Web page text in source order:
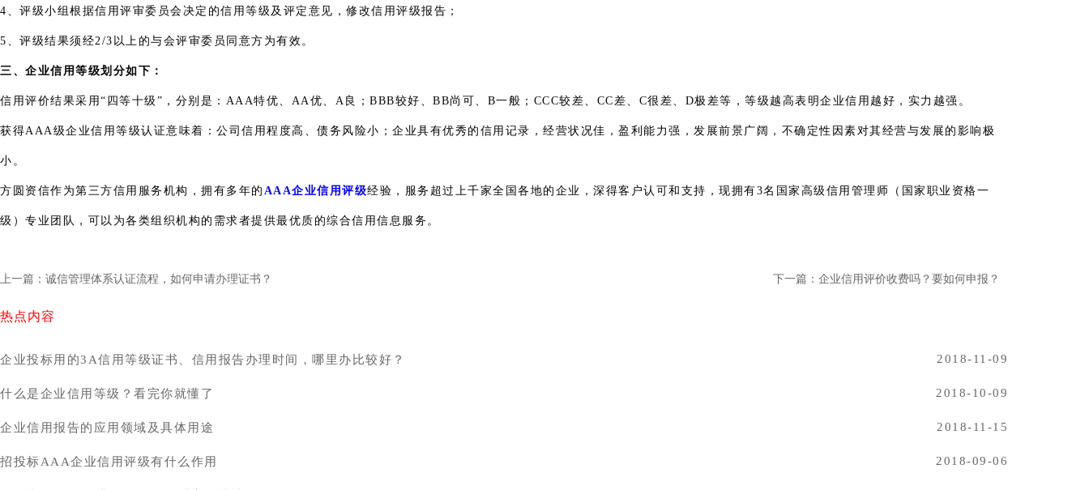
4、评级小组根据信用评审委员会决定的信用等级及评定意见，修改信用评级报告；
5、评级结果须经2/3以上的与会评审委员同意方为有效。
三、企业信用等级划分如下：
信用评价结果采用“四等十级”，分别是：AAA特优、AA优、A良；BBB较好、BB尚可、B一般；CCC较差、CC差、C很差、D极差等，等级越高表明企业信用越好，实力越强。
获得AAA级企业信用等级认证意味着：公司信用程度高、债务风险小；企业具有优秀的信用记录，经营状况佳，盈利能力强，发展前景广阔，不确定性因素对其经营与发展的影响极
小。
方圆资信作为第三方信用服务机构，拥有多年的 AAA企业信用评级经验，服务超过上千家全国各地的企业，深得客户认可和支持，现拥有3名国家高级信用管理师（国家职业资格一
级）专业团队，可以为各类组织机构的需求者提供最优质的综合信用信息服务。
上一篇：诚信管理体系认证流程，如何申请办理证书？ 下一篇：企业信用评价收费吗？要如何申报？
热点内容
企业投标用的3A信用等级证书、信用报告办理时间，哪里办比较好？ 2018-11-09
什么是企业信用等级？看完你就懂了 2018-10-09
企业信用报告的应用领域及具体用途 2018-11-15
招投标AAA企业信用评级有什么作用 2018-09-06